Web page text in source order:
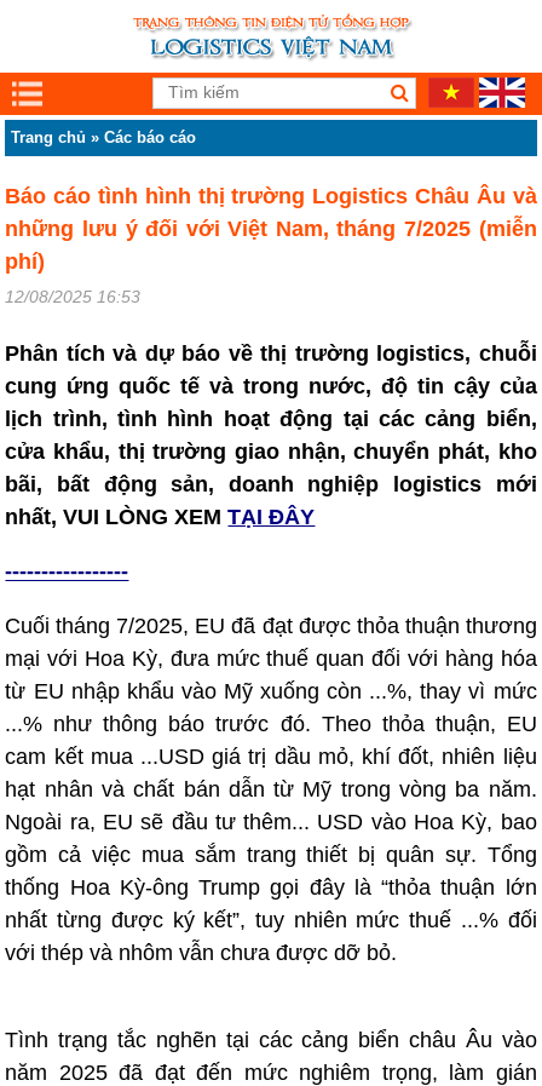
Trang chủ »Các báo cáo
Báo cáo tình hình thị trường Logistics Châu Âu và
những lưu ý đối với Việt Nam, tháng 7/2025 (miễn
phí)
12/08/2025 16:53
Phân tích và dự báo về thị trường logistics, chuỗi
cung ứng quốc tế và trong nước, độ tin cậy của
lịch trình, tình hình hoạt động tại các cảng biển,
cửa khẩu, thị trường giao nhận, chuyển phát, kho
bãi, bất động sản, doanh nghiệp logistics mới
nhất, VUI LÒNG XEM TẠI ĐÂY
-----------------
Cuối tháng 7/2025, EU đã đạt được thỏa thuận thương
mại với Hoa Kỳ, đưa mức thuế quan đối với hàng hóa
từ EU nhập khẩu vào Mỹ xuống còn ...%, thay vì mức
...% như thông báo trước đó. Theo thỏa thuận, EU
cam kết mua ...USD giá trị dầu mỏ, khí đốt, nhiên liệu
hạt nhân và chất bán dẫn từ Mỹ trong vòng ba năm.
Ngoài ra, EU sẽ đầu tư thêm... USD vào Hoa Kỳ, bao
gồm cả việc mua sắm trang thiết bị quân sự. Tổng
thống Hoa Kỳ-ông Trump gọi đây là “thỏa thuận lớn
nhất từng được ký kết”, tuy nhiên mức thuế ...% đối
với thép và nhôm vẫn chưa được dỡ bỏ.
Tình trạng tắc nghẽn tại các cảng biển châu Âu vào
năm 2025 đã đạt đến mức nghiêm trọng, làm gián